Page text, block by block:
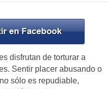
disfrutan de torturar a
Sentir placer abusando o
sólo es repudiable,